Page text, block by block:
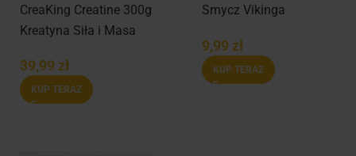
CreaKing Creatine 300g
Kreatyna Siła i Masa
39,99 zł
KUP TERAZ
Smycz Vikinga
9,99 zł
KUP TERAZ